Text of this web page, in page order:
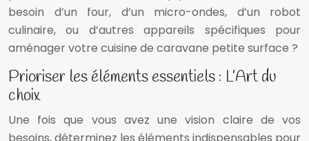
besoin d’un four, d’un micro-ondes, d’un robot
culinaire, ou d’autres appareils spécifiques pour
aménager votre cuisine de caravane petite surface ?
Prioriser les éléments essentiels : L’Art du
choix
Une fois que vous avez une vision claire de vos